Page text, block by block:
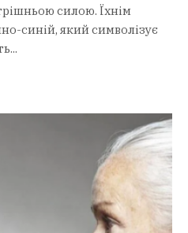
силою. Їхнім
синій, який символізує